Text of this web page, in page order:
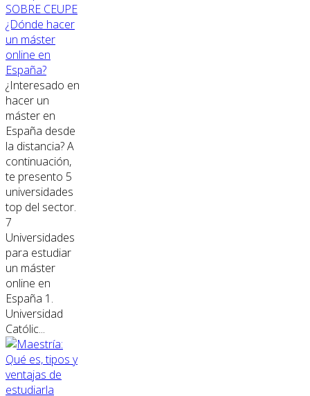
SOBRE CEUPE
¿Dónde hacer
un máster
online en
España?
¿Interesado en
hacer un
máster en
España desde
la distancia? A
continuación,
te presento 5
universidades
top del sector.
7
Universidades
para estudiar
un máster
online en
España 1.
Universidad
Católic...